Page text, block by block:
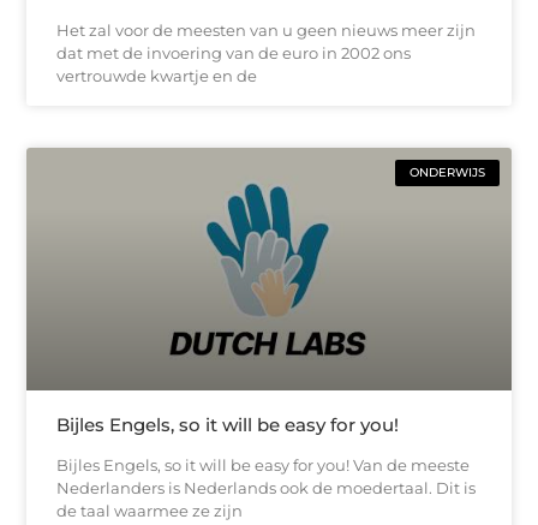
Het zal voor de meesten van u geen nieuws meer zijn
dat met de invoering van de euro in 2002 ons
vertrouwde kwartje en de
ONDERWIJS
Bijles Engels, so it will be easy for you!
Bijles Engels, so it will be easy for you! Van de meeste
Nederlanders is Nederlands ook de moedertaal. Dit is
de taal waarmee ze zijn